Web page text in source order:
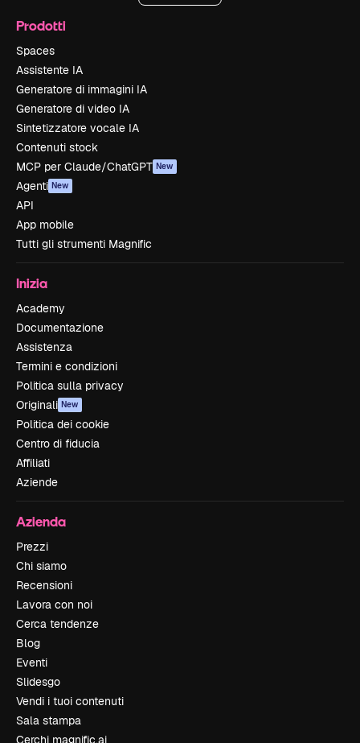
Prodotti
Spaces
Assistente IA
Generatore di immagini IA
Generatore di video IA
Sintetizzatore vocale IA
Contenuti stock
MCP per Claude/ChatGPT New
Agenti New
API
App mobile
Tutti gli strumenti Magnific
Inizia
Academy
Documentazione
Assistenza
Termini e condizioni
Politica sulla privacy
Originali New
Politica dei cookie
Centro di fiducia
Affiliati
Aziende
Azienda
Prezzi
Chi siamo
Recensioni
Lavora con noi
Cerca tendenze
Blog
Eventi
Slidesgo
Vendi i tuoi contenuti
Sala stampa
Cerchi magnific.ai